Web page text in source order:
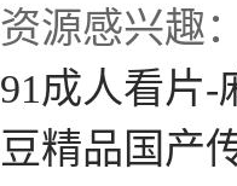
资源感兴趣：
91成人看片-
豆精品国产